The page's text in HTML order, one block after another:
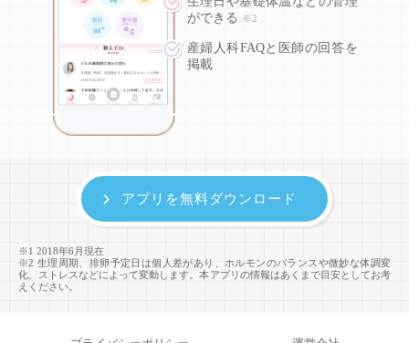
ができる
※2
産婦人科FAQと医師の回答を
掲載
※1 2018年6月現在
※2 生理周期、排卵予定日は個人差があり、ホルモンのバランスや微妙な体調変
化、ストレスなどによって変動します。本アプリの情報はあくまで目安としてお考
えください。
アプリを無料ダウンロード